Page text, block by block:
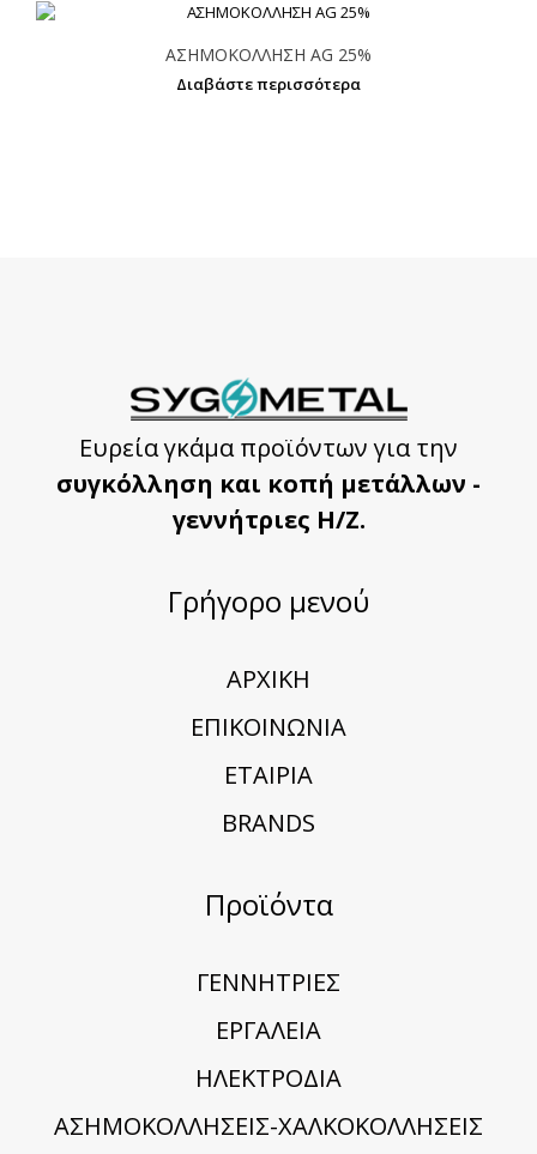
ΑΣΗΜΟΚΟΛΛΗΣΗ AG 25%
Διαβάστε περισσότερα
Ευρεία γκάμα προϊόντων για την
συγκόλληση και κοπή μετάλλων -
γεννήτριες Η/Ζ.
Γρήγορο μενού
ΑΡΧΙΚΗ
ΕΠΙΚΟΙΝΩΝΙΑ
ΕΤΑΙΡΙΑ
BRANDS
Προϊόντα
ΓΕΝΝΗΤΡΙΕΣ
ΕΡΓΑΛΕΙΑ
ΗΛΕΚΤΡΟΔΙΑ
ΑΣΗΜΟΚΟΛΛΗΣΕΙΣ-ΧΑΛΚΟΚΟΛΛΗΣΕΙΣ